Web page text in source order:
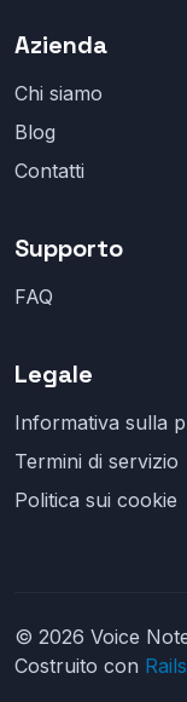
Azienda
Chi siamo
Blog
Contatti
Supporto
FAQ
Legale
Informativa sulla
Termini di servizio
Politica sui cookie
© 2026 Voice
Costruito con